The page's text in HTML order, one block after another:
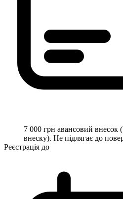
7 000 грн авансовий внесок (
внеску). Не підлягає до
Реєстрація до